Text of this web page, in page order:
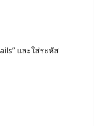
และใส่ระหัส